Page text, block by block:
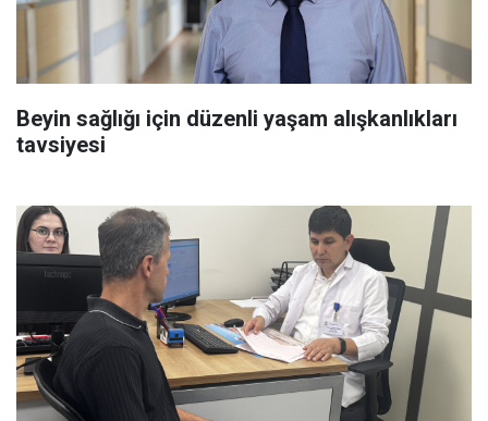
Beyin sağlığı için düzenli yaşam alışkanlıkları
tavsiyesi